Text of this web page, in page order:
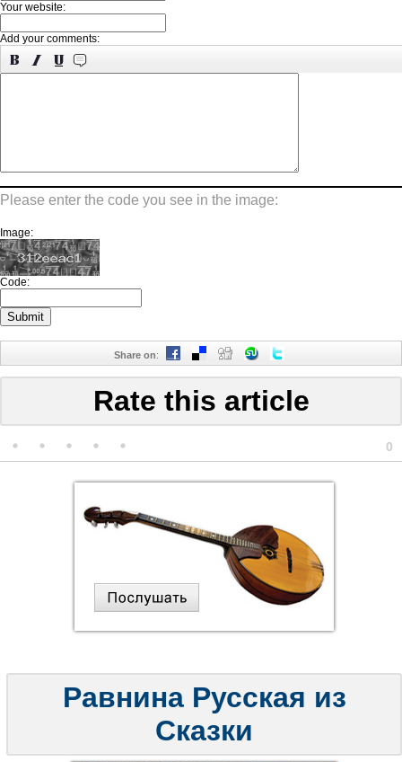
Your website:
Add your comments:
Please enter the code you see in the image:
Image:
Code:
Share on:
Rate this article
0
Равнина Русская из
Сказки